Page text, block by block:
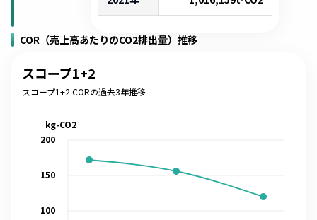
COR（売上高あたりのCO2排出量）推移
スコープ1+2
スコープ1+2 CORの過去3年推移
100
150
200
kg-CO2